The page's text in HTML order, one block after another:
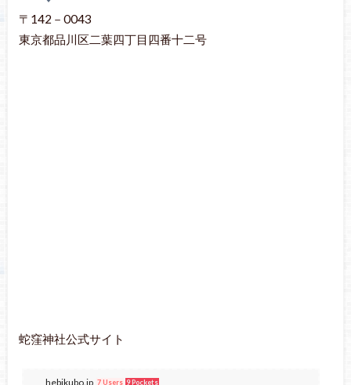
〒142－0043
東京都品川区二葉四丁目四番十二号
蛇窪神社公式サイト
hebikubo.jp 7 Users 9 Pockets